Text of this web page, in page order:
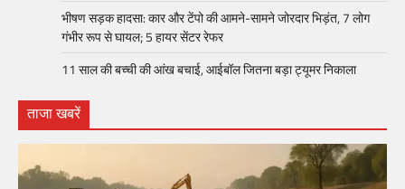
भीषण सड़क हादसा: कार और टेंपो की आमने-सामने जोरदार भिड़ंत, 7 लोग
गंभीर रूप से घायल; 5 हायर सेंटर रेफर​
11 साल की बच्ची की आंख बचाई, आईबॉल जितना बड़ा ट्यूमर निकाला
ताजा खबरें